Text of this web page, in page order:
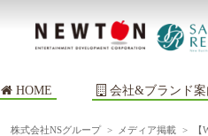
HOME 会社&ブランド案
株式会社NSグループ > メディア掲載 >